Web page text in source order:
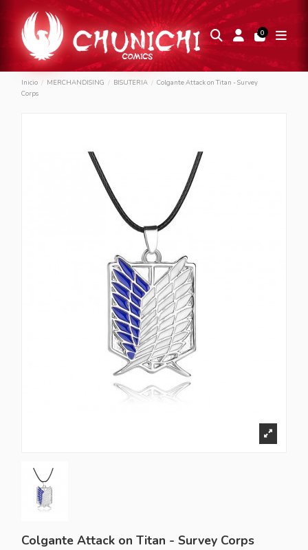
0
Inicio MERCHANDISING BISUTERIA
Colgante Attack on Titan - Survey
Corps
Colgante Attack on Titan - Survey Corps